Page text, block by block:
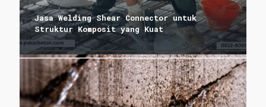
Jasa Welding Shear Connector untuk
Struktur Komposit yang Kuat